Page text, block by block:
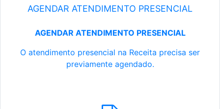
AGENDAR ATENDIMENTO PRESENCIAL
AGENDAR ATENDIMENTO PRESENCIAL
O atendimento presencial na Receita precisa ser
previamente agendado.